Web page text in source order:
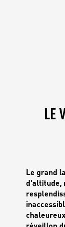
LE
Le grand
d'altitude,